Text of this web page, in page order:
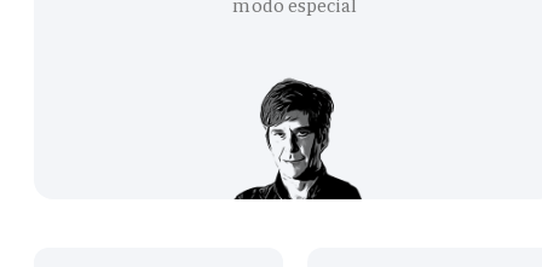
modo especial